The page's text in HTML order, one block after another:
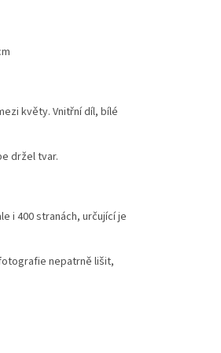
květy. Vnitřní díl, bílé
držel tvar.
i 400 stranách, určující je
nepatrně lišit,